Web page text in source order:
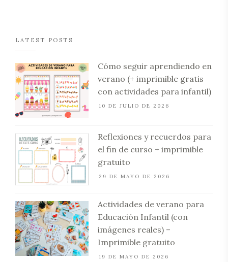
LATEST POSTS
Cómo seguir aprendiendo en
verano (+ imprimible gratis
con actividades para infantil)
10 DE JULIO DE 2026
Reflexiones y recuerdos para
el fin de curso + imprimible
gratuito
29 DE MAYO DE 2026
Actividades de verano para
Educación Infantil (con
imágenes reales) –
Imprimible gratuito
19 DE MAYO DE 2026